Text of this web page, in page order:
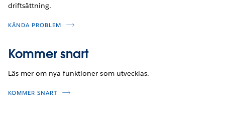
driftsättning.
KÄNDA PROBLEM
Kommer snart
Läs mer om nya funktioner som utvecklas.
KOMMER SNART